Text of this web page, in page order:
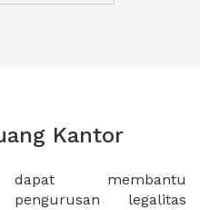
Kantor